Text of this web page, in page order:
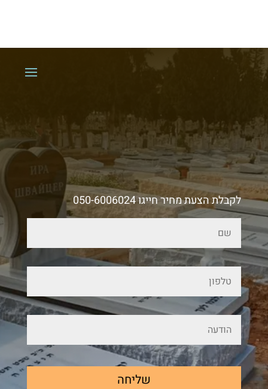
לקבלת הצעת מחיר חייגו 050-6006024
שליחה